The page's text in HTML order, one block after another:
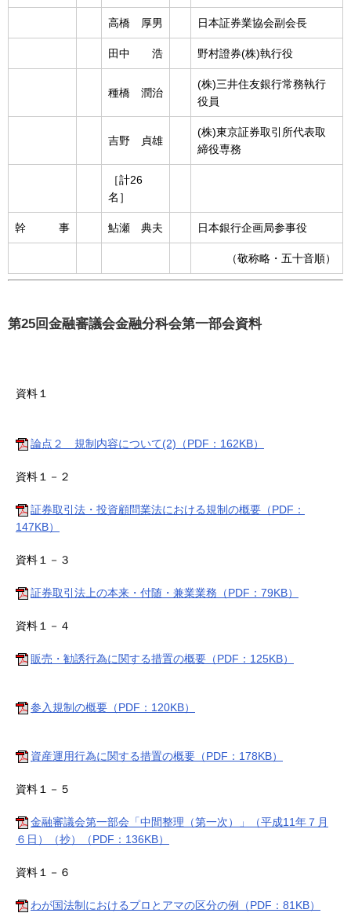
高橋 厚男 日本証券業協会副会長
田中 浩 野村證券(株)執行役
種橋 潤治
(株)三井住友銀行常務執行
役員
吉野 貞雄
(株)東京証券取引所代表取
締役専務
［計26
名］
幹 事 鮎瀬 典夫 日本銀行企画局参事役
（敬称略・五十音順）
第25回金融審議会金融分科会第一部会資料
資料１
論点２ 規制内容について(2)（PDF：162KB）
資料１－２
証券取引法・投資顧問業法における規制の概要（PDF：
147KB）
資料１－３
証券取引法上の本来・付随・兼業業務（PDF：79KB）
資料１－４
販売・勧誘行為に関する措置の概要（PDF：125KB）
参入規制の概要（PDF：120KB）
資産運用行為に関する措置の概要（PDF：178KB）
資料１－５
金融審議会第一部会「中間整理（第一次）」（平成11年７月
６日）（抄）（PDF：136KB）
資料１－６
わが国法制におけるプロとアマの区分の例（PDF：81KB）